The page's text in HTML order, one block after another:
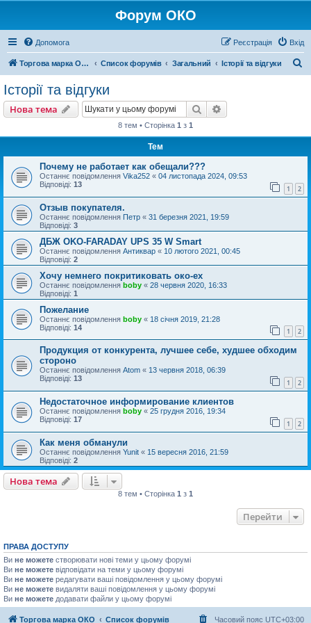
Форум ОКО
Допомога Вхід
Реєстрація
Торгова марка ОКО Список форумів Загальний Історії та відгуки
Історії та відгуки
Нова тема Пошук
8 тем • Сторінка 1 з 1
Тем
Почему не работает как обещали???
Останнє повідомлення Vika252 « 04 листопада 2024, 09:53
Відповіді: 13 1 2
Отзыв покупателя.
Останнє повідомлення Петр « 31 березня 2021, 19:59
Відповіді: 3
ДБЖ OKO-FARADAY UPS 35 W Smart
Останнє повідомлення Антиквар « 10 лютого 2021, 00:45
Відповіді: 2
Хочу немнего покритиковать око-ex
Останнє повідомлення boby « 28 червня 2020, 16:33
Відповіді: 1
Пожелание
Останнє повідомлення boby « 18 січня 2019, 21:28
Відповіді: 14 1 2
Продукция от конкурента, лучшее себе, худшее обходим
стороно
Останнє повідомлення Atom « 13 червня 2018, 06:39
Відповіді: 13 1 2
Недостаточное информирование клиентов
Останнє повідомлення boby « 25 грудня 2016, 19:34
Відповіді: 17 1 2
Как меня обманули
Останнє повідомлення Yunit « 15 вересня 2016, 21:59
Відповіді: 2
Нова тема
8 тем • Сторінка 1 з 1
Перейти
ПРАВА ДОСТУПУ
Ви не можете створювати нові теми у цьому форумі
Ви не можете відповідати на теми у цьому форумі
Ви не можете редагувати ваші повідомлення у цьому форумі
Ви не можете видаляти ваші повідомлення у цьому форумі
Ви не можете додавати файли у цьому форумі
Торгова марка ОКО Список форумів Часовий пояс UTC+03:00